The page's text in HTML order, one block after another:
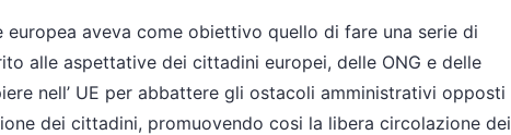
europea aveva come obiettivo quello di fare una serie di
alle aspettative dei cittadini europei, delle ONG e delle
nell’ UE per abbattere gli ostacoli amministrativi opposti
dei cittadini, promuovendo cosi la libera circolazione dei